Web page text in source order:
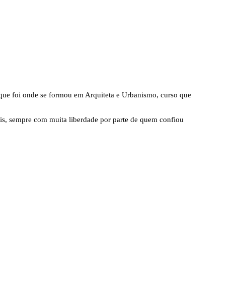
foi onde se formou em Arquiteta e Urbanismo, curso que
sempre com muita liberdade por parte de quem confiou